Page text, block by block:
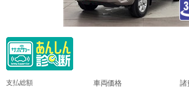
支払総額 車両価格 諸